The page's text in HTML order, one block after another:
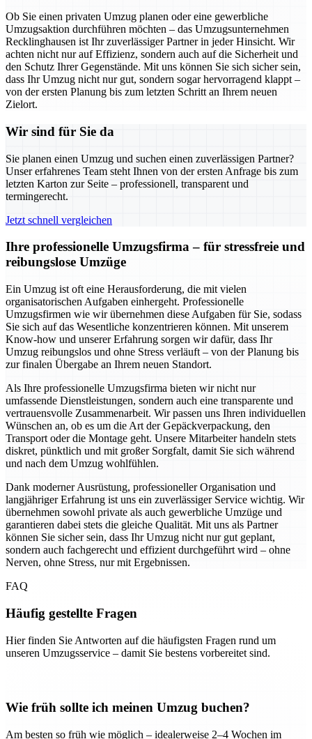
Ob Sie einen privaten Umzug planen oder eine gewerbliche
Umzugsaktion durchführen möchten – das Umzugsunternehmen
Recklinghausen ist Ihr zuverlässiger Partner in jeder Hinsicht. Wir
achten nicht nur auf Effizienz, sondern auch auf die Sicherheit und
den Schutz Ihrer Gegenstände. Mit uns können Sie sich sicher sein,
dass Ihr Umzug nicht nur gut, sondern sogar hervorragend klappt –
von der ersten Planung bis zum letzten Schritt an Ihrem neuen
Zielort.
Wir sind für Sie da
Sie planen einen Umzug und suchen einen zuverlässigen Partner?
Unser erfahrenes Team steht Ihnen von der ersten Anfrage bis zum
letzten Karton zur Seite – professionell, transparent und
termingerecht.
Jetzt schnell vergleichen
Ihre professionelle Umzugsfirma – für stressfreie und
reibungslose Umzüge
Ein Umzug ist oft eine Herausforderung, die mit vielen
organisatorischen Aufgaben einhergeht. Professionelle
Umzugsfirmen wie wir übernehmen diese Aufgaben für Sie, sodass
Sie sich auf das Wesentliche konzentrieren können. Mit unserem
Know-how und unserer Erfahrung sorgen wir dafür, dass Ihr
Umzug reibungslos und ohne Stress verläuft – von der Planung bis
zur finalen Übergabe an Ihrem neuen Standort.
Als Ihre professionelle Umzugsfirma bieten wir nicht nur
umfassende Dienstleistungen, sondern auch eine transparente und
vertrauensvolle Zusammenarbeit. Wir passen uns Ihren individuellen
Wünschen an, ob es um die Art der Gepäckverpackung, den
Transport oder die Montage geht. Unsere Mitarbeiter handeln stets
diskret, pünktlich und mit großer Sorgfalt, damit Sie sich während
und nach dem Umzug wohlfühlen.
Dank moderner Ausrüstung, professioneller Organisation und
langjähriger Erfahrung ist uns ein zuverlässiger Service wichtig. Wir
übernehmen sowohl private als auch gewerbliche Umzüge und
garantieren dabei stets die gleiche Qualität. Mit uns als Partner
können Sie sicher sein, dass Ihr Umzug nicht nur gut geplant,
sondern auch fachgerecht und effizient durchgeführt wird – ohne
Nerven, ohne Stress, nur mit Ergebnissen.
FAQ
Häufig gestellte Fragen
Hier finden Sie Antworten auf die häufigsten Fragen rund um
unseren Umzugsservice – damit Sie bestens vorbereitet sind.
Wie früh sollte ich meinen Umzug buchen?
Am besten so früh wie möglich – idealerweise 2–4 Wochen im